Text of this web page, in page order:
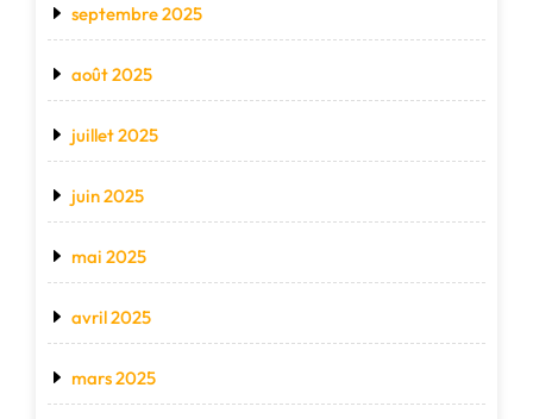
septembre 2025
août 2025
juillet 2025
juin 2025
mai 2025
avril 2025
mars 2025